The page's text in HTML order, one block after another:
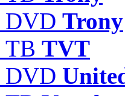
DVD Trony
ТВ TVT
DVD